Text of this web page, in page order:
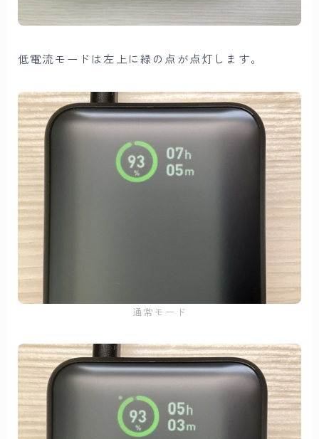
低電流モードは左上に緑の点が点灯します。
通常モード